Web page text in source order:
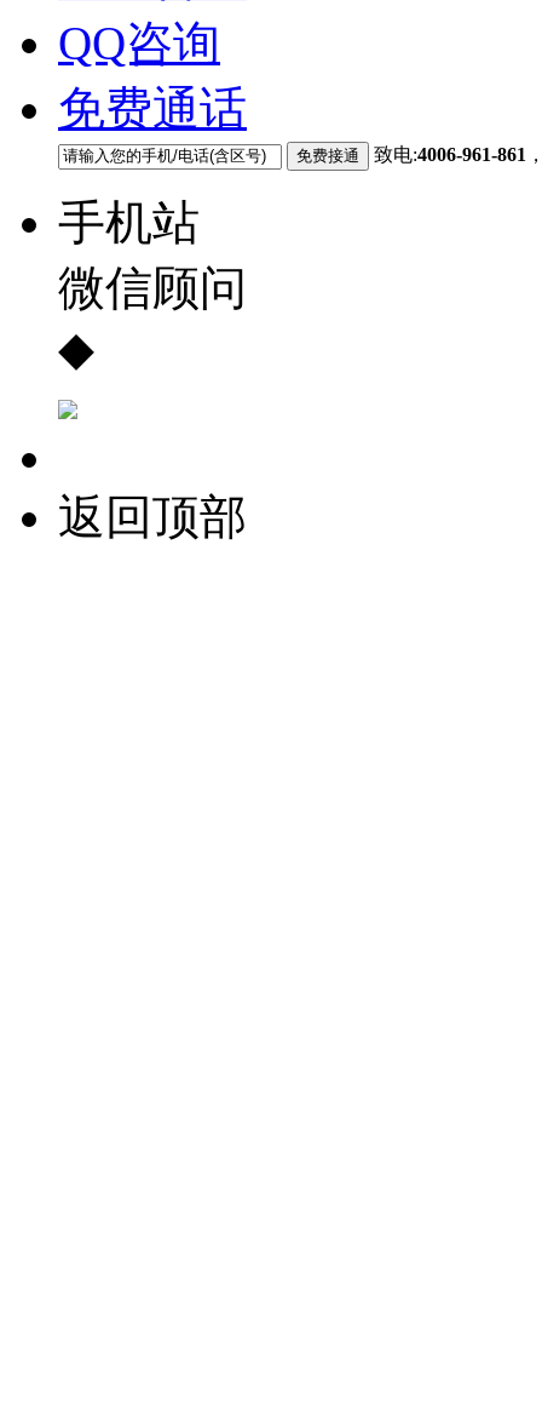
QQ咨询
免费通话
致电:4006-961-861
手机站
微信顾问
◆
返回顶部